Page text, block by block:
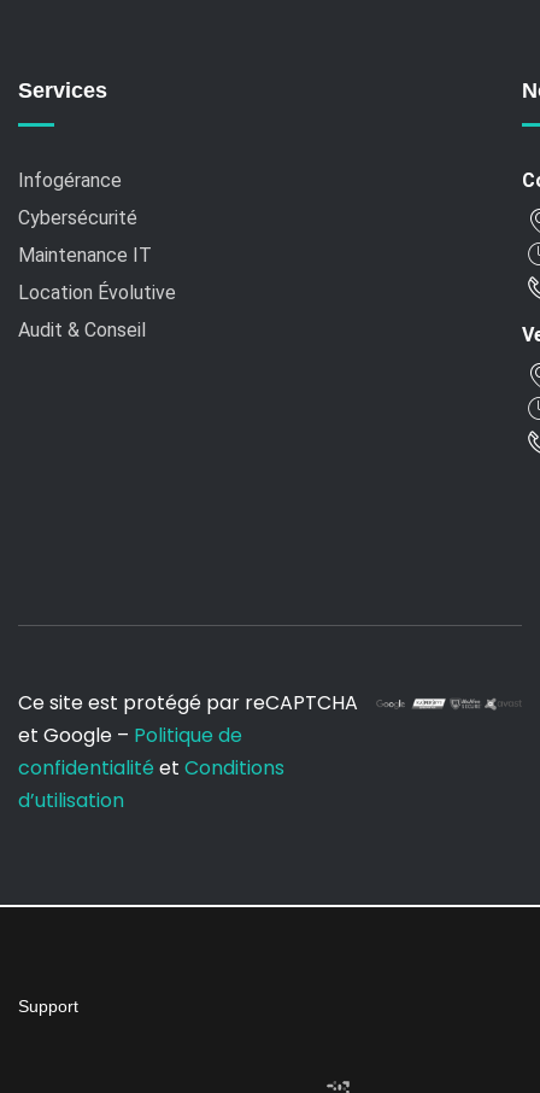
Services
Infogérance
Cybersécurité
Maintenance IT
Location Évolutive
Audit & Conseil
Ce site est protégé par reCAPTCHA
et Google – Politique de
confidentialité et Conditions
d’utilisation
Support